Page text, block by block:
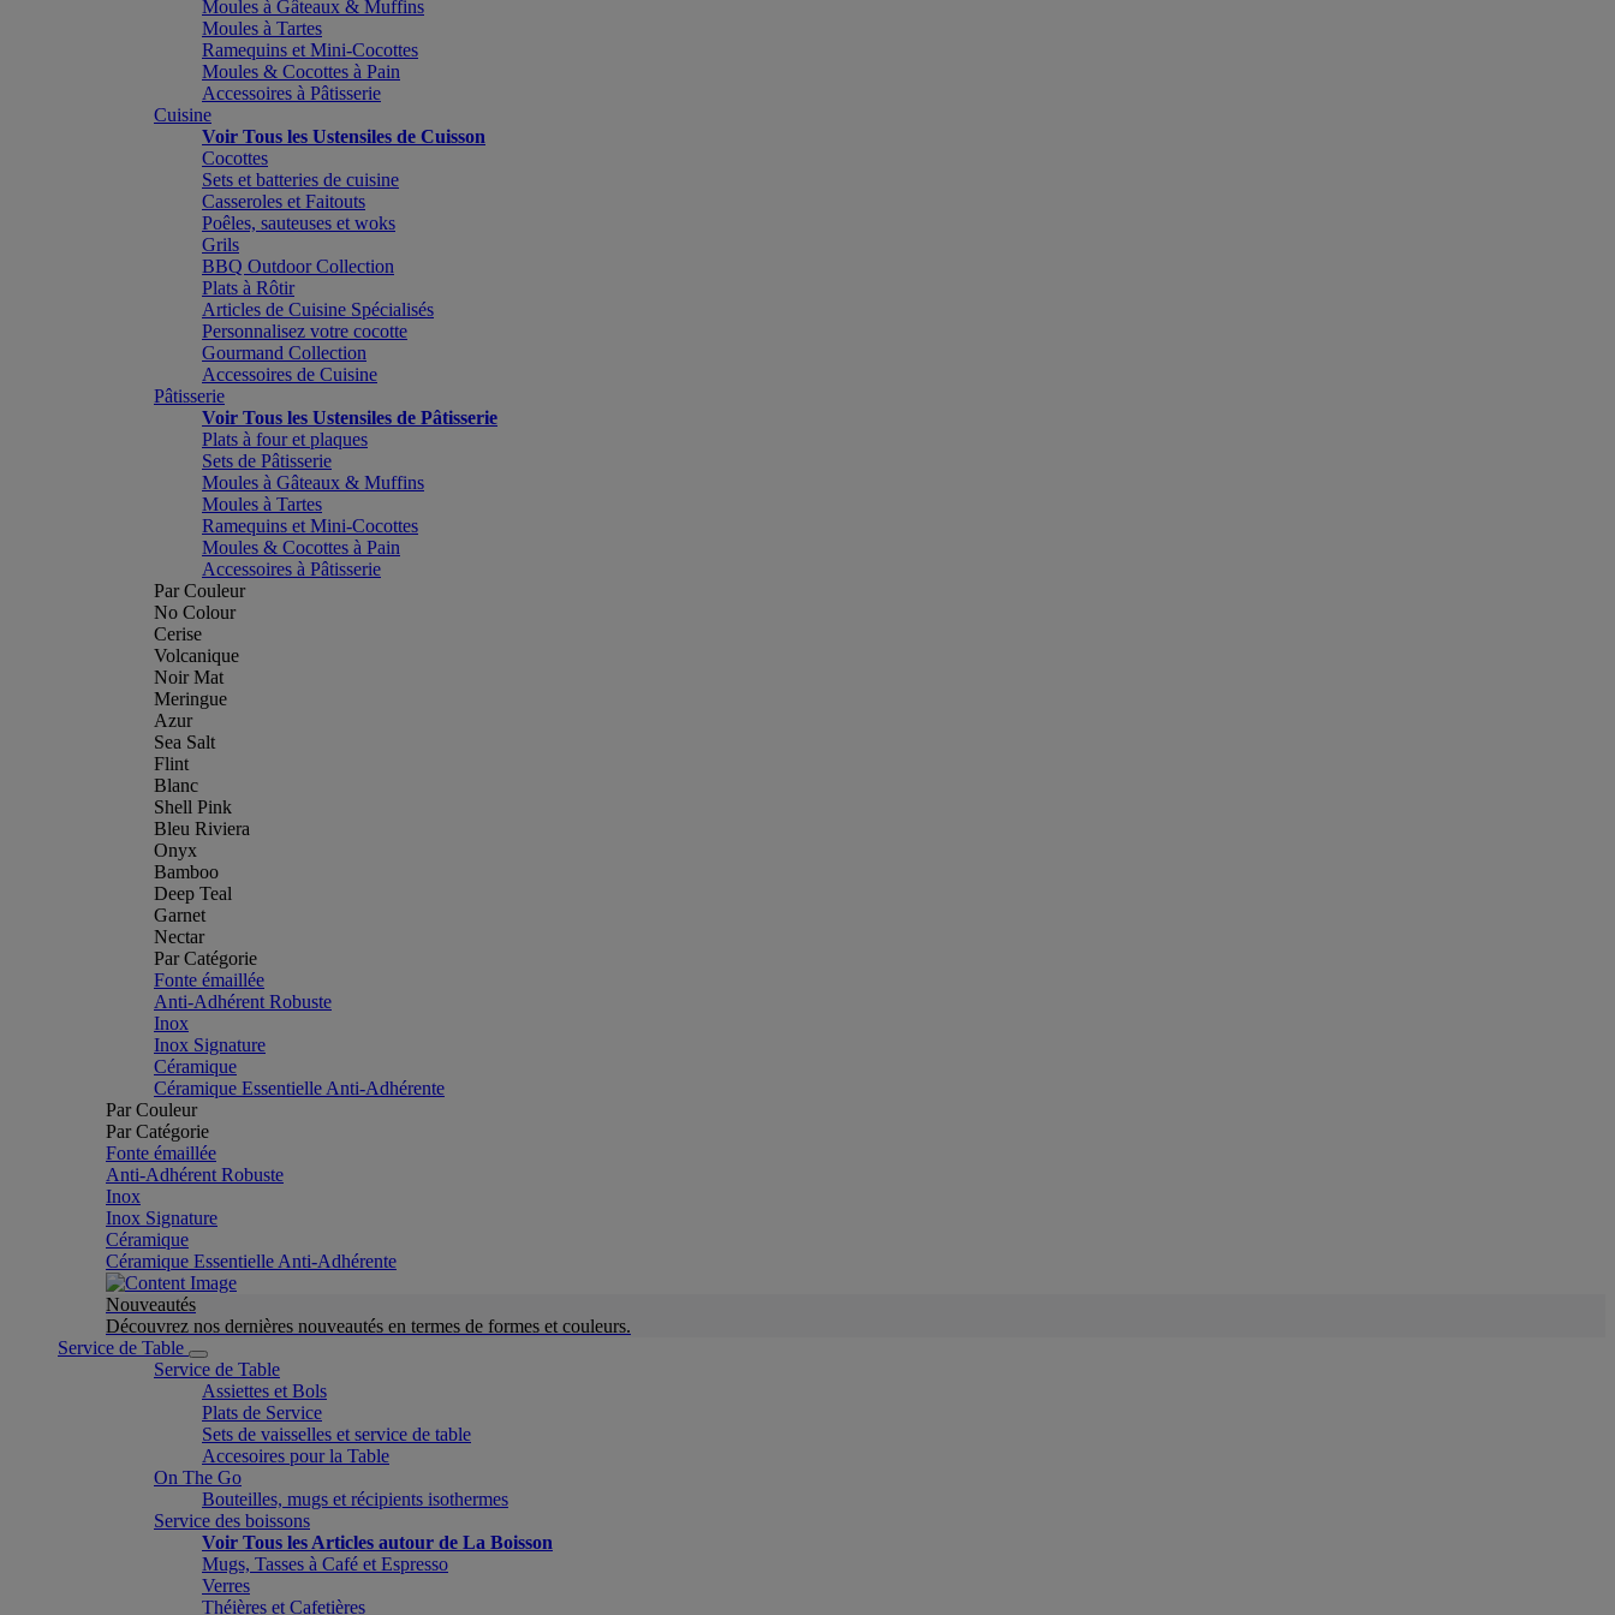
Moules à Gâteaux & Muffins
Moules à Tartes
Ramequins et Mini-Cocottes
Moules & Cocottes à Pain
Accessoires à Pâtisserie
Cuisine
Voir Tous les Ustensiles de Cuisson
Cocottes
Sets et batteries de cuisine
Casseroles et Faitouts
Poêles, sauteuses et woks
Grils
BBQ Outdoor Collection
Plats à Rôtir
Articles de Cuisine Spécialisés
Personnalisez votre cocotte
Gourmand Collection
Accessoires de Cuisine
Pâtisserie
Voir Tous les Ustensiles de Pâtisserie
Plats à four et plaques
Sets de Pâtisserie
Moules à Gâteaux & Muffins
Moules à Tartes
Ramequins et Mini-Cocottes
Moules & Cocottes à Pain
Accessoires à Pâtisserie
Par Couleur
No Colour
Cerise
Volcanique
Noir Mat
Meringue
Azur
Sea Salt
Flint
Blanc
Shell Pink
Bleu Riviera
Onyx
Bamboo
Deep Teal
Garnet
Nectar
Par Catégorie
Fonte émaillée
Anti-Adhérent Robuste
Inox
Inox Signature
Céramique
Céramique Essentielle Anti-Adhérente
Par Couleur
Par Catégorie
Fonte émaillée
Anti-Adhérent Robuste
Inox
Inox Signature
Céramique
Céramique Essentielle Anti-Adhérente
Nouveautés
Découvrez nos dernières nouveautés en termes de formes et couleurs.
Service de Table
Service de Table
Assiettes et Bols
Plats de Service
Sets de vaisselles et service de table
Accesoires pour la Table
On The Go
Bouteilles, mugs et récipients isothermes
Service des boissons
Voir Tous les Articles autour de La Boisson
Mugs, Tasses à Café et Espresso
Verres
Théières et Cafetières